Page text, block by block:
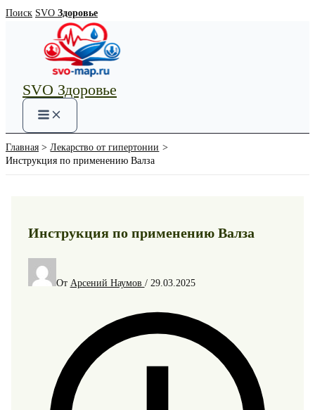
Перейти
содержимому
Поиск SVO Здоровье
SVO Здоровье
Main
Menu
Главная
Лекарство от гипертонии
Инструкция по применению Валза
Инструкция по применению Валза
От Арсений Наумов / 29.03.2025